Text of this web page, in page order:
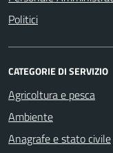
Politici
CATEGORIE DI SERVIZIO
Agricoltura e pesca
Ambiente
Anagrafe e stato civile